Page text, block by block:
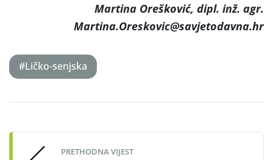
Martina Orešković, dipl. inž. agr.
Martina.Oreskovic@savjetodavna.hr
#Ličko-senjska
navigation
PRETHODNA VIJEST